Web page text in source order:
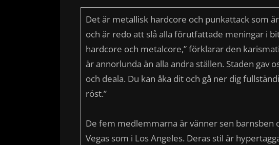
Det är metallisk hardcore och punkattack som
och är redo att slå alla förutfattade meningar i
hardcore och metalcore,” förklarar den
är annorlunda än alla andra ställen. Staden gav
och deala. Du kan åka dit och gå ner dig
röst.”
De fem medlemmarna är vänner sen barnsben
Vegas som i Los Angeles. Deras stil är